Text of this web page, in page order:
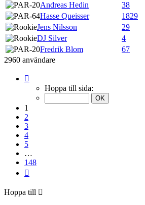
Andreas Hedin
38
Hasse Queisser
1829
Jens Nilsson
29
DJ Silver
4
Fredrik Blom
67
2960 användare
Hoppa till sida:
1
2
3
4
5
…
148
Hoppa till